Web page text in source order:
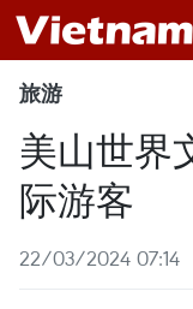
旅游
美山世界
际游客
22/03/2024 07:14